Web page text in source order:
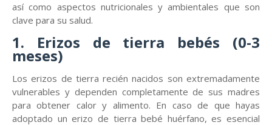
así como aspectos nutricionales y ambientales que son
clave para su salud.
1. Erizos de tierra bebés (0-3
meses)
Los erizos de tierra recién nacidos son extremadamente
vulnerables y dependen completamente de sus madres
para obtener calor y alimento. En caso de que hayas
adoptado un erizo de tierra bebé huérfano, es esencial